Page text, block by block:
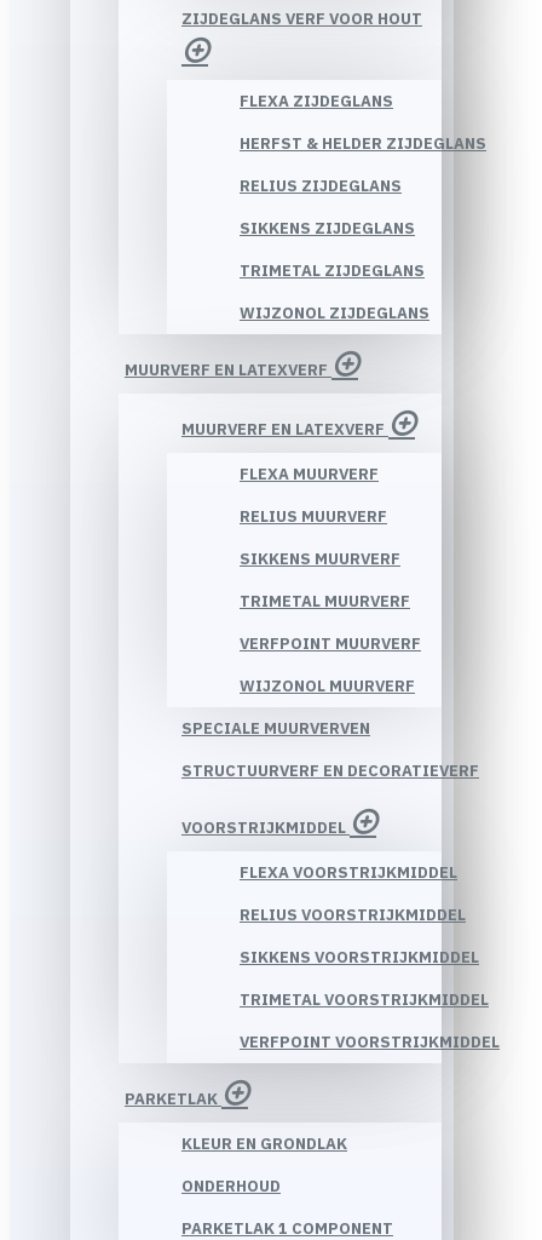
ZIJDEGLANS VERF VOOR HOUT
FLEXA ZIJDEGLANS
HERFST & HELDER ZIJDEGLANS
RELIUS ZIJDEGLANS
SIKKENS ZIJDEGLANS
TRIMETAL ZIJDEGLANS
WIJZONOL ZIJDEGLANS
MUURVERF EN LATEXVERF
MUURVERF EN LATEXVERF
FLEXA MUURVERF
RELIUS MUURVERF
SIKKENS MUURVERF
TRIMETAL MUURVERF
VERFPOINT MUURVERF
WIJZONOL MUURVERF
SPECIALE MUURVERVEN
STRUCTUURVERF EN DECORATIEVERF
VOORSTRIJKMIDDEL
FLEXA VOORSTRIJKMIDDEL
RELIUS VOORSTRIJKMIDDEL
SIKKENS VOORSTRIJKMIDDEL
TRIMETAL VOORSTRIJKMIDDEL
VERFPOINT VOORSTRIJKMIDDEL
PARKETLAK
KLEUR EN GRONDLAK
ONDERHOUD
PARKETLAK 1 COMPONENT